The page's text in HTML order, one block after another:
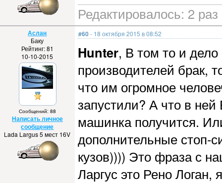
Редактировалось: 2
Аслан
Баку
Рейтинг: 81
10-10-2015
Сообщений: 88
Написать личное
сообщение
Lada Largus 5 мест 16V
#60- 18 октября 2015 в 08:52
Hunter, В том то и дело
производителей брак,
что им огромное
запустили? А что в ней
машинка получится.
дополнительные стоп-
кузов)))) Это фраза с
Ларгус это Рено